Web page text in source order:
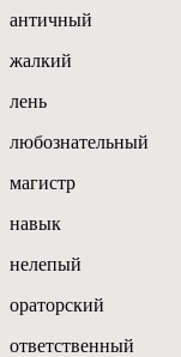
античный
жалкий
лень
любознательный
магистр
навык
нелепый
ораторский
ответственный